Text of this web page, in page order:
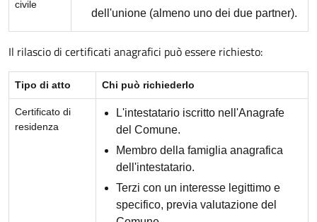
civile
dell'unione (almeno uno dei due partner).
Il rilascio di certificati anagrafici può essere richiesto:
Tipo di atto Chi può richiederlo
Certificato di
residenza
L'intestatario iscritto nell'Anagrafe
del Comune.
Membro della famiglia anagrafica
dell'intestatario.
Terzi con un interesse legittimo e
specifico, previa valutazione del